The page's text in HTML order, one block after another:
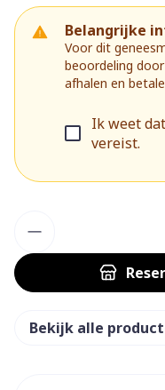
Belangrijke
Voor dit
beoordeling
afhalen en
Ik weet
vereist.
Bekijk alle